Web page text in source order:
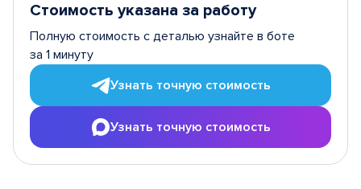
Стоимость указана за работу
Полную стоимость с деталью узнайте в боте
за 1 минуту
Узнать точную стоимость
Узнать точную стоимость